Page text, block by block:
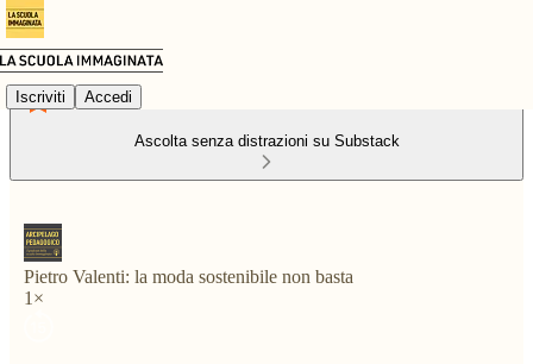
Iscriviti Accedi
Ascolta senza distrazioni su Substack
Pietro Valenti: la moda sostenibile non basta
1×